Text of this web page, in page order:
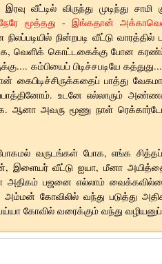
விருந்து முடிந்து சாமி
மூத்தது - இங்கதான்
நின்றபடி வீட்டு
வெளிக் கொட்டகைக்கு போன
கம்பியைப் பிடிச்சபடியே
கைபிடிச்சிருக்கதைப் பாத்து
உடனே எல்லாரும்
ஆனா அவரு மூணு நாள்
போகமல் வருடங்கள் போக, எங்க
இளையர் வீட்டு ஐயா, மீனா
அதிகம் பஜனை எல்லாம்
கோவிலில் வந்து படுத்து
கோவில் வரைக்கும் வந்து